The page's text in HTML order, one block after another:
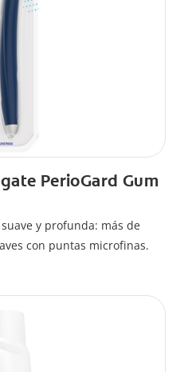
PerioGard Gum
y profunda: más de
con puntas microfinas.